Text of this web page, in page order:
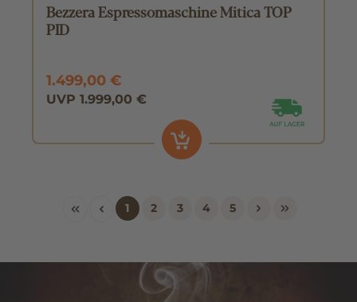
Bezzera Espressomaschine Mitica TOP
PID
1.499,00 €
UVP 1.999,00 €
1 2 3 4 5